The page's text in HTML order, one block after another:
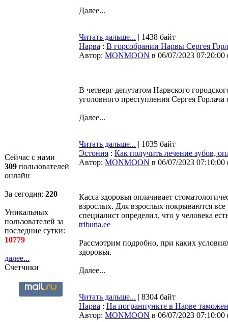
Сейчас с нами
309 пользователей
онлайн
За сегодня: 220
Уникальных
пользователей за
последние сутки:
10779
далее...
Счетчики
Далее...
Читать дальше... | 1438 байт
Нарва : В горсобрании Нарвы Сергея
Автор: MONMOON в 06/07/2023 07:20:00
В четверг депутатом Нарвского
уголовного преступления Сергея
Далее...
Читать дальше... | 1035 байт
Эстония : Как получить лечение зубов,
Автор: MONMOON в 06/07/2023 07:10:00
Касса здоровья оплачивает
взрослых. Для взрослых покрываются
специалист определил, что у человека
tribuna.ee
Рассмотрим подробно, при каких
здоровья.
Далее...
Читать дальше... | 8304 байт
Нарва : На погранпункте в Нарве
Автор: MONMOON в 06/07/2023 07:10:00